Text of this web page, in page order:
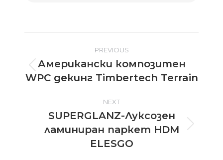
navigation
PREVIOUS
Previous
post:
Американски композитен
WPC декинг Timbertech Terrain
NEXT
Next
post:
SUPERGLANZ-Луксозен
ламиниран паркет HDM
ELESGO